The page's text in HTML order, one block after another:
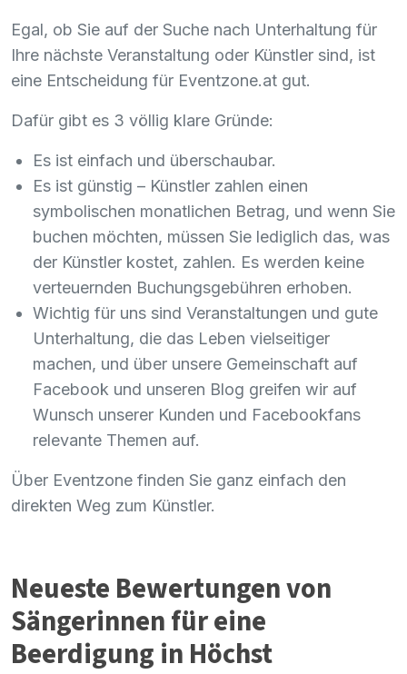
Egal, ob Sie auf der Suche nach Unterhaltung für
Ihre nächste Veranstaltung oder Künstler sind, ist
eine Entscheidung für Eventzone.at gut.
Dafür gibt es 3 völlig klare Gründe:
Es ist einfach und überschaubar.
Es ist günstig – Künstler zahlen einen
symbolischen monatlichen Betrag, und wenn Sie
buchen möchten, müssen Sie lediglich das, was
der Künstler kostet, zahlen. Es werden keine
verteuernden Buchungsgebühren erhoben.
Wichtig für uns sind Veranstaltungen und gute
Unterhaltung, die das Leben vielseitiger
machen, und über unsere Gemeinschaft auf
Facebook und unseren Blog greifen wir auf
Wunsch unserer Kunden und Facebookfans
relevante Themen auf.
Über Eventzone finden Sie ganz einfach den
direkten Weg zum Künstler.
Neueste Bewertungen von
Sängerinnen für eine
Beerdigung in Höchst